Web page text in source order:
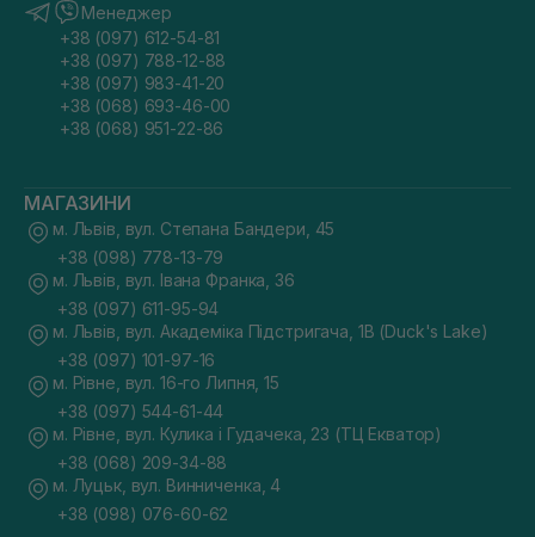
Менеджер
+38 (097) 612-54-81
+38 (097) 788-12-88
+38 (097) 983-41-20
+38 (068) 693-46-00
+38 (068) 951-22-86
МАГАЗИНИ
м. Львів, вул. Степана Бандери, 45
+38 (098) 778-13-79
м. Львів, вул. Івана Франка, 36
+38 (097) 611-95-94
м. Львів, вул. Академіка Підстригача, 1В (Duck's Lake)
+38 (097) 101-97-16
м. Рівне, вул. 16-го Липня, 15
+38 (097) 544-61-44
м. Рівне, вул. Кулика і Гудачека, 23 (ТЦ Екватор)
+38 (068) 209-34-88
м. Луцьк, вул. Винниченка, 4
+38 (098) 076-60-62